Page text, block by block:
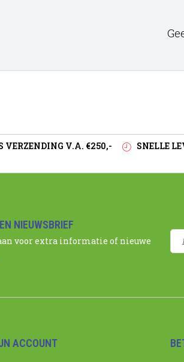
VERZENDING V.A. €250,- SNELLE
NIEUWSBRIEF
voor extra informatie of nieuwe
ACCOUNT